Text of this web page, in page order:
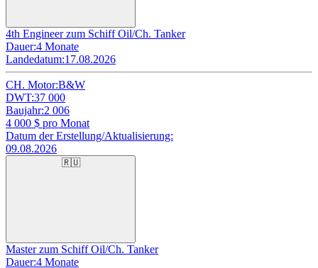
4th Engineer zum Schiff Oil/Ch. Tanker
Dauer:4 Monate
Landedatum:17.08.2026
CH. Motor:B&W
DWT:37 000
Baujahr:2 006
4 000 $ pro Monat
Datum der Erstellung/Aktualisierung:
09.08.2026
🇷🇺
Master zum Schiff Oil/Ch. Tanker
Dauer:4 Monate